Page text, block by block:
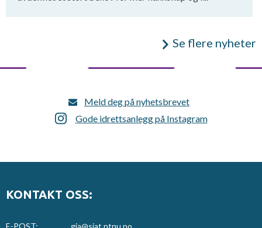
Se flere nyheter
Meld deg på nyhetsbrevet
Gode idrettsanlegg på Instagram
KONTAKT OSS:
E-POST:
gia@siat.ntnu.no